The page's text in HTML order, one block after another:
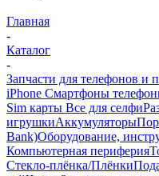
Главная
-
Каталог
-
Запчасти для телефонов и
iPhone Смартфоны
Sim карты Все для селфи
игрушкиАккумуляторы
Bank)Оборудование,
Компьютерная периферия
Стекло-плёнка/Плёнки